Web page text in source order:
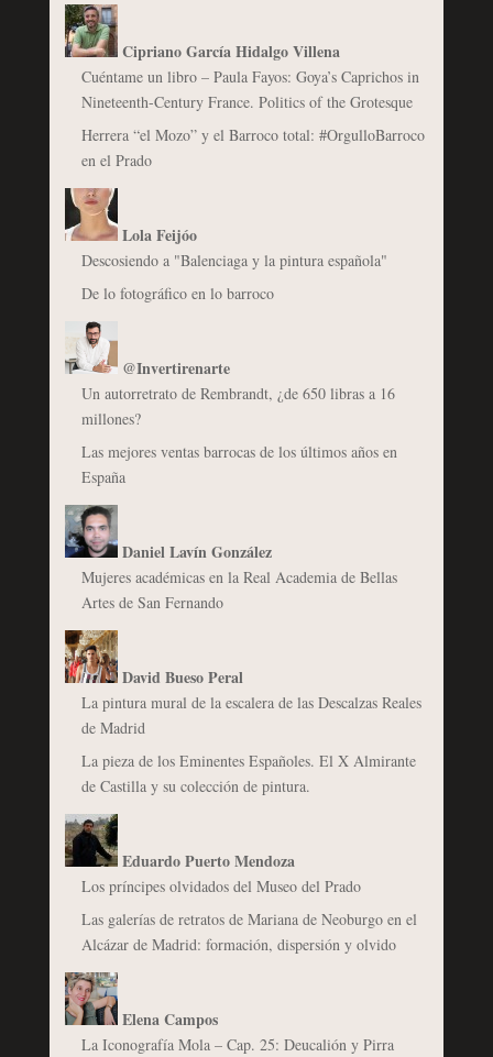
Cipriano García Hidalgo Villena
Cuéntame un libro – Paula Fayos: Goya’s Caprichos in
Nineteenth-Century France. Politics of the Grotesque
Herrera “el Mozo” y el Barroco total: #OrgulloBarroco
en el Prado
Lola Feijóo
Descosiendo a "Balenciaga y la pintura española"
De lo fotográfico en lo barroco
@Invertirenarte
Un autorretrato de Rembrandt, ¿de 650 libras a 16
millones?
Las mejores ventas barrocas de los últimos años en
España
Daniel Lavín González
Mujeres académicas en la Real Academia de Bellas
Artes de San Fernando
David Bueso Peral
La pintura mural de la escalera de las Descalzas Reales
de Madrid
La pieza de los Eminentes Españoles. El X Almirante
de Castilla y su colección de pintura.
Eduardo Puerto Mendoza
Los príncipes olvidados del Museo del Prado
Las galerías de retratos de Mariana de Neoburgo en el
Alcázar de Madrid: formación, dispersión y olvido
Elena Campos
La Iconografía Mola – Cap. 25: Deucalión y Pirra